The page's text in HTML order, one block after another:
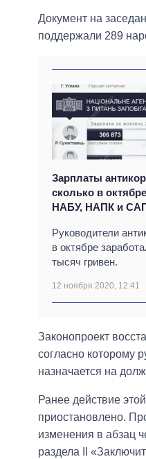
Документ на
поддержали 289
Зарплаты
сколько в
НАБУ, НАПК и
Руководители
в октябре
тысяч гривен.
12 ноября 2020, 12:41
Законопроект
согласно которому
назначается на
Ранее действие
приостановлено.
изменения в абзац
раздела II